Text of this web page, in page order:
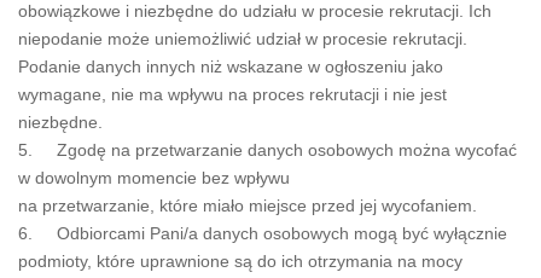
obowiązkowe i niezbędne do udziału w procesie rekrutacji. Ich
niepodanie może uniemożliwić udział w procesie rekrutacji.
Podanie danych innych niż wskazane w ogłoszeniu jako
wymagane, nie ma wpływu na proces rekrutacji i nie jest
niezbędne.
5. Zgodę na przetwarzanie danych osobowych można wycofać
w dowolnym momencie bez wpływu
na przetwarzanie, które miało miejsce przed jej wycofaniem.
6. Odbiorcami Pani/a danych osobowych mogą być wyłącznie
podmioty, które uprawnione są do ich otrzymania na mocy